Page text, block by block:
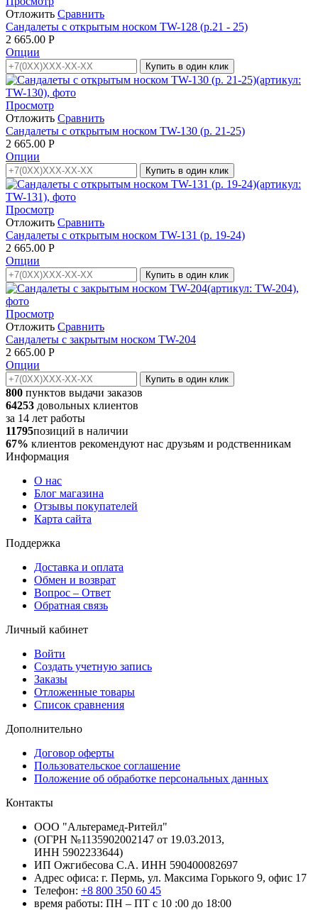
Отложить Сравнить
Сандалеты с открытым носком TW-128 (р.21 - 25)
2 665.00 Р
Опции
Купить в один клик
Просмотр
Отложить Сравнить
Сандалеты с открытым носком TW-130 (р. 21-25)
2 665.00 Р
Опции
Купить в один клик
Просмотр
Отложить Сравнить
Сандалеты с открытым носком TW-131 (р. 19-24)
2 665.00 Р
Опции
Купить в один клик
Просмотр
Отложить Сравнить
Сандалеты с закрытым носком TW-204
2 665.00 Р
Опции
Купить в один клик
800 пунктов выдачи заказов
64253 довольных клиентов
за 14 лет работы
11795позиций в наличии
67% клиентов рекомендуют нас друзьям и родственникам
Информация
О нас
Блог магазина
Отзывы покупателей
Карта сайта
Поддержка
Доставка и оплата
Обмен и возврат
Вопрос – Ответ
Обратная связь
Личный кабинет
Войти
Создать учетную запись
Заказы
Отложенные товары
Список сравнения
Дополнительно
Договор оферты
Пользовательское соглашение
Положение об обработке персональных данных
Контакты
ООО "Альтерамед-Ритейл"
(ОГРН №1135902002147 от 19.03.2013,
ИНН 5902233644)
ИП Ожгибесова С.А. ИНН 590400082697
Адрес офиса: г. Пермь, ул. Максима Горького 9, офис 17
Телефон: +8 800 350 60 45
время работы: ПН – ПТ с 10 :00 до 18:00